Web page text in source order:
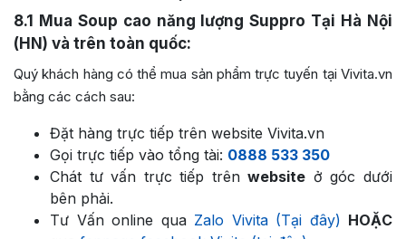
8.1 Mua Soup cao năng lượng Suppro Tại Hà Nội
(HN) và trên toàn quốc:
Quý khách hàng có thể mua sản phẩm trực tuyến tại Vivita.vn
bằng các cách sau:
Đặt hàng trực tiếp trên website Vivita.vn
Gọi trực tiếp vào tổng tài: 0888 533 350
Chát tư vấn trực tiếp trênwebsite ở góc dưới
bên phải.
Tư Vấn online quaZalo Vivita (Tại đây) HOẶC